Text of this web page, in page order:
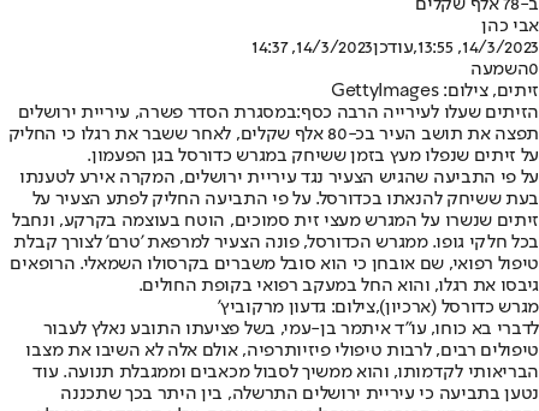
ב-78 אלף שקלים
אבי כהן
14/3/2023, 13:55
,עודכן14/3/2023, 14:37
0השמעה
זיתים, צילום: GettyImages
הזיתים שעלו לעירייה הרבה כסף:במסגרת הסדר פשרה, עיריית ירושלים
תפצה את תושב העיר בכ-80 אלף שקלים, לאחר ששבר את רגלו כי החליק
על זיתים שנפלו מעץ בזמן ששיחק במגרש כדורסל בגן הפעמון.
על פי התביעה שהגיש הצעיר נגד עיריית ירושלים, המקרה אירע לטענתו
בעת ששיחק להנאתו בכדורסל. על פי התביעה החליק לפתע הצעיר על
זיתים שנשרו על המגרש מעצי זית סמוכים, הוטח בעוצמה בקרקע, ונחבל
בכל חלקי גופו. ממגרש הכדורסל, פונה הצעיר למרפאת 'טרם' לצורך קבלת
טיפול רפואי, שם אובחן כי הוא סובל משברים בקרסולו השמאלי. הרופאים
גיבסו את רגלו, והוא החל במעקב רפואי בקופת החולים.
מגרש כדורסל (ארכיון),צילום: גדעון מרקוביץ'
לדברי בא כוחו, עו"ד איתמר בן-עמי, בשל פציעתו התובע נאלץ לעבור
טיפולים רבים, לרבות טיפולי פיזיותרפיה, אולם אלה לא השיבו את מצבו
הבריאותי לקדמותו, והוא ממשיך לסבול מכאבים וממגבלת תנועה. עוד
נטען בתביעה כי עיריית ירושלים התרשלה, בין היתר בכך שתכננה